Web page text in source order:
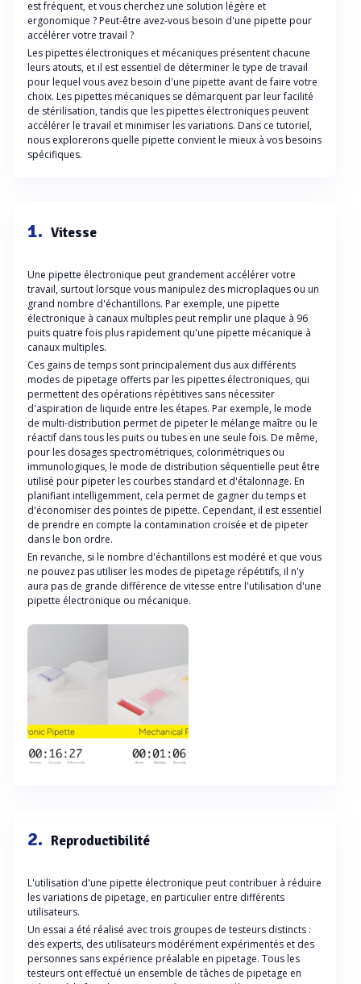
est fréquent, et vous cherchez une solution légère et
ergonomique ? Peut-être avez-vous besoin d'une pipette pour
accélérer votre travail ?
Les pipettes électroniques et mécaniques présentent chacune
leurs atouts, et il est essentiel de déterminer le type de travail
pour lequel vous avez besoin d'une pipette avant de faire votre
choix. Les pipettes mécaniques se démarquent par leur facilité
de stérilisation, tandis que les pipettes électroniques peuvent
accélérer le travail et minimiser les variations. Dans ce tutoriel,
nous explorerons quelle pipette convient le mieux à vos besoins
spécifiques.
1. Vitesse
Une pipette électronique peut grandement accélérer votre
travail, surtout lorsque vous manipulez des microplaques ou un
grand nombre d'échantillons. Par exemple, une pipette
électronique à canaux multiples peut remplir une plaque à 96
puits quatre fois plus rapidement qu'une pipette mécanique à
canaux multiples.
Ces gains de temps sont principalement dus aux différents
modes de pipetage offerts par les pipettes électroniques, qui
permettent des opérations répétitives sans nécessiter
d'aspiration de liquide entre les étapes. Par exemple, le mode
de multi-distribution permet de pipeter le mélange maître ou le
réactif dans tous les puits ou tubes en une seule fois. De même,
pour les dosages spectrométriques, colorimétriques ou
immunologiques, le mode de distribution séquentielle peut être
utilisé pour pipeter les courbes standard et d'étalonnage. En
planifiant intelligemment, cela permet de gagner du temps et
d'économiser des pointes de pipette. Cependant, il est essentiel
de prendre en compte la contamination croisée et de pipeter
dans le bon ordre.
En revanche, si le nombre d'échantillons est modéré et que vous
ne pouvez pas utiliser les modes de pipetage répétitifs, il n'y
aura pas de grande différence de vitesse entre l'utilisation d'une
pipette électronique ou mécanique.
2. Reproductibilité
L'utilisation d'une pipette électronique peut contribuer à réduire
les variations de pipetage, en particulier entre différents
utilisateurs.
Un essai a été réalisé avec trois groupes de testeurs distincts :
des experts, des utilisateurs modérément expérimentés et des
personnes sans expérience préalable en pipetage. Tous les
testeurs ont effectué un ensemble de tâches de pipetage en